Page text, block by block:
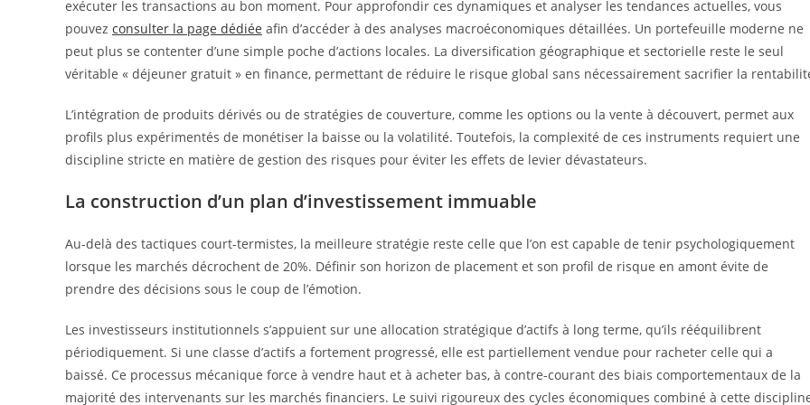
exécuter les transactions au bon moment. Pour approfondir ces dynamiques et analyser les tendances actuelles, vous
pouvez consulter la page dédiée afin d’accéder à des analyses macroéconomiques détaillées. Un portefeuille moderne ne
peut plus se contenter d’une simple poche d’actions locales. La diversification géographique et sectorielle reste le seul
véritable « déjeuner gratuit » en finance, permettant de réduire le risque global sans nécessairement sacrifier la
L’intégration de produits dérivés ou de stratégies de couverture, comme les options ou la vente à découvert, permet aux
profils plus expérimentés de monétiser la baisse ou la volatilité. Toutefois, la complexité de ces instruments requiert une
discipline stricte en matière de gestion des risques pour éviter les effets de levier dévastateurs.
La construction d’un plan d’investissement immuable
Au-delà des tactiques court-termistes, la meilleure stratégie reste celle que l’on est capable de tenir psychologiquement
lorsque les marchés décrochent de 20%. Définir son horizon de placement et son profil de risque en amont évite de
prendre des décisions sous le coup de l’émotion.
Les investisseurs institutionnels s’appuient sur une allocation stratégique d’actifs à long terme, qu’ils rééquilibrent
périodiquement. Si une classe d’actifs a fortement progressé, elle est partiellement vendue pour racheter celle qui a
baissé. Ce processus mécanique force à vendre haut et à acheter bas, à contre-courant des biais comportementaux de la
majorité des intervenants sur les marchés financiers. Le suivi rigoureux des cycles économiques combiné à cette